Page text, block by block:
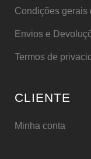
Condições gerais
Envios e
Termos de
CLIENTE
Minha conta